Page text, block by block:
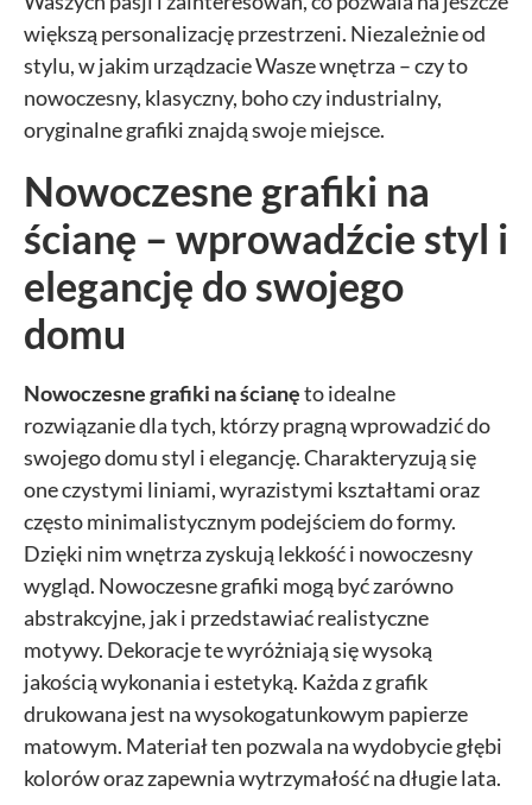
większą personalizację przestrzeni. Niezależnie od
stylu, w jakim urządzacie Wasze wnętrza – czy to
nowoczesny, klasyczny, boho czy industrialny,
oryginalne grafiki znajdą swoje miejsce.
Nowoczesne grafiki na
ścianę – wprowadźcie styl i
elegancję do swojego
domu
Nowoczesne grafiki na ścianęto idealne
rozwiązanie dla tych, którzy pragną wprowadzić do
swojego domu styl i elegancję. Charakteryzują się
one czystymi liniami, wyrazistymi kształtami oraz
często minimalistycznym podejściem do formy.
Dzięki nim wnętrza zyskują lekkość i nowoczesny
wygląd. Nowoczesne grafiki mogą być zarówno
abstrakcyjne, jak i przedstawiać realistyczne
motywy. Dekoracje te wyróżniają się wysoką
jakością wykonania i estetyką. Każda z grafik
drukowana jest na wysokogatunkowym papierze
matowym. Materiał ten pozwala na wydobycie głębi
kolorów oraz zapewnia wytrzymałość na długie lata.